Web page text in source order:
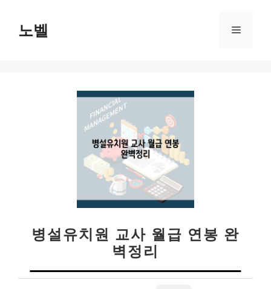
노벨 메
병설유치원 교사 월급 연봉 완
벽정리